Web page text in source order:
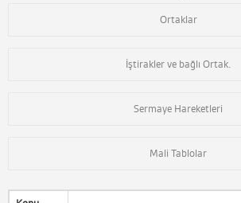
Ortaklar
İştirakler ve bağlı Ortak.
Sermaye Hareketleri
Mali Tablolar